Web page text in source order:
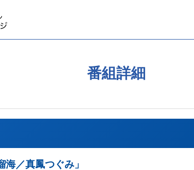
番組詳細
／真鳳つぐみ」